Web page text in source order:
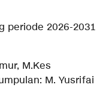
periode 2026-2031
M.Kes
M. Yusrifai